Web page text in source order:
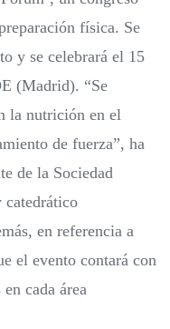
física. Se
y se celebrará el 15
(Madrid). “Se
la nutrición en el
de fuerza”, ha
de la Sociedad
en referencia a
el evento contará con
cada área